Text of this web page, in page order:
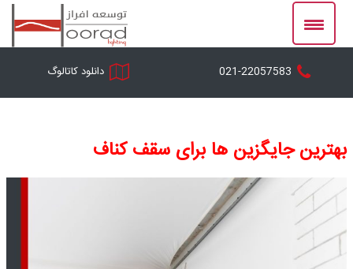
Skip
content
دانلود کاتالوگ 021-22057583
بهترین جایگزین ها برای سقف کناف